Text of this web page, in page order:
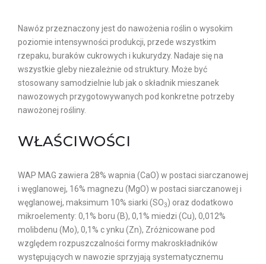
Nawóz przeznaczony jest do nawożenia roślin o wysokim
poziomie intensywności produkcji, przede wszystkim
rzepaku, buraków cukrowych i kukurydzy. Nadaje się na
wszystkie gleby niezależnie od struktury. Może być
stosowany samodzielnie lub jak o składnik mieszanek
nawozowych przygotowywanych pod konkretne potrzeby
nawożonej rośliny.
WŁAŚCIWOŚCI
WAP MAG zawiera 28% wapnia (CaO) w postaci siarczanowej
i węglanowej, 16% magnezu (MgO) w postaci siarczanowej i
węglanowej, maksimum 10% siarki (SO3) oraz dodatkowo
mikroelementy: 0,1% boru (B), 0,1% miedzi (Cu), 0,012%
molibdenu (Mo), 0,1% c ynku (Zn), Zróżnicowane pod
względem rozpuszczalności formy makroskładników
występujących w nawozie sprzyjają systematycznemu